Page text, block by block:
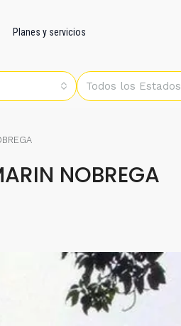
Planes y servicios
Todos los Estados
NOBREGA